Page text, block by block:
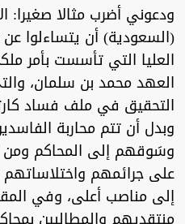
ودعوني أضرب مثالا صغيرا:
(السعودية) أن يتساءلوا
العهد محمد بن سلمان،
التحقيق في ملف فساد
وبدل أن تتم محاربة
وسَوقهم إلى المحاكم ومن
على جرائمهم
إلى مناصب أعلى، وفي